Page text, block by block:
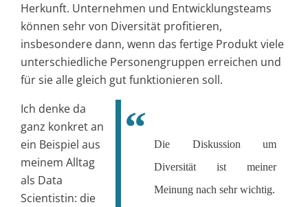
Herkunft. Unternehmen und Entwicklungsteams
können sehr von Diversität profitieren,
insbesondere dann, wenn das fertige Produkt viele
unterschiedliche Personengruppen erreichen und
für sie alle gleich gut funktionieren soll.
Die Diskussion um
Diversität ist meiner
Meinung nach sehr wichtig.
Ich denke da
ganz konkret an
ein Beispiel aus
meinem Alltag
als Data
Scientistin: die